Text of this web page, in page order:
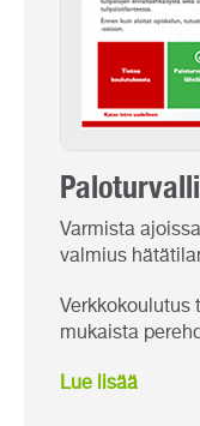
Varmista
valmius
Verkkokoulutus
mukaista
Lue lisää